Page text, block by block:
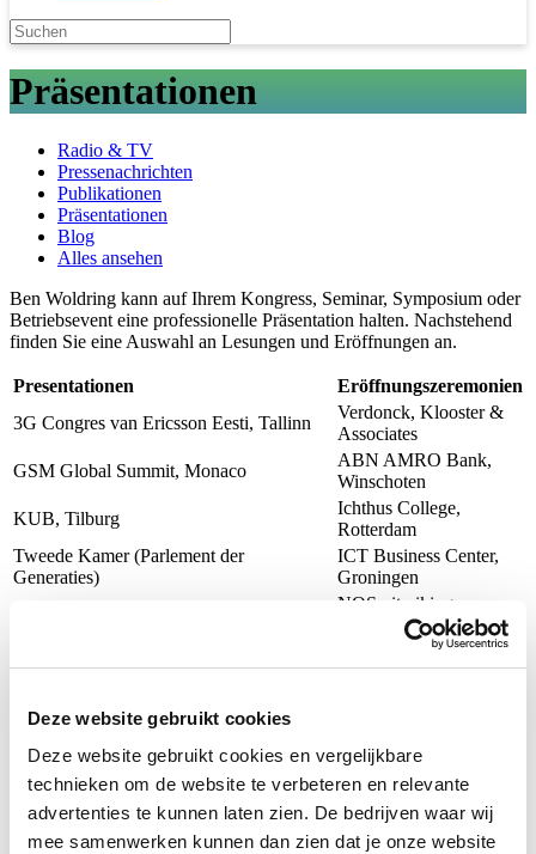
Deze website gebruikt cookies
Deze website gebruikt cookies en vergelijkbare
technieken om de website te verbeteren en relevante
advertenties te kunnen laten zien. De bedrijven waar wij
mee samenwerken kunnen dan zien dat je onze website
Präsentationen
Radio & TV
Pressenachrichten
Publikationen
Präsentationen
Blog
Alles ansehen
Ben Woldring kann auf Ihrem Kongress, Seminar, Symposium oder
Betriebsevent eine professionelle Präsentation halten. Nachstehend
finden Sie eine Auswahl an Lesungen und Eröffnungen an.
Presentationen
Eröffnungszeremonien
3G Congres van Ericsson Eesti, Tallinn
Verdonck, Klooster &
Associates
GSM Global Summit, Monaco
ABN AMRO Bank,
Winschoten
KUB, Tilburg
Ichthus College,
Rotterdam
Tweede Kamer (Parlement der
Generaties)
ICT Business Center,
Groningen
NOS uitreiking
mediaprijs De Tegel
CWI banenmarkt,
Groningen
Utrecht
E-Clic's Final Conference, Karlstad,
Zweden
Eemsmondweek,
Groningen
Koninklijke Notariële Beroepsorganisatie,
Den Bosch
Het Hogeland College,
Warffum